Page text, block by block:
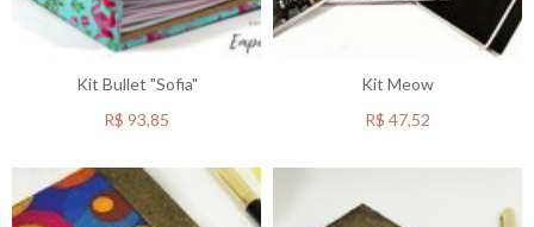
Kit Bullet "Sofia"
R$ 93,85
Kit Meow
R$ 47,52